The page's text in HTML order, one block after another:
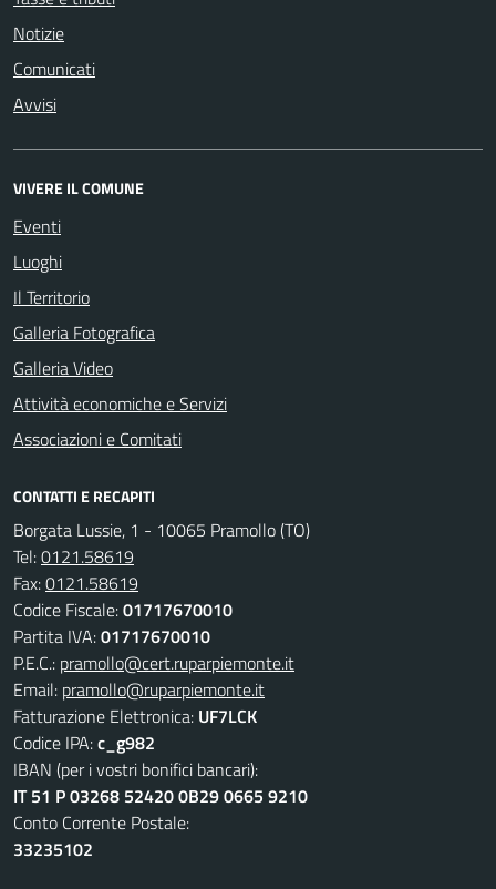
Notizie
Comunicati
Avvisi
VIVERE IL COMUNE
Eventi
Luoghi
Il Territorio
Galleria Fotografica
Galleria Video
Attività economiche e Servizi
Associazioni e Comitati
CONTATTI E RECAPITI
Borgata Lussie, 1 - 10065 Pramollo (TO)
Tel:0121.58619
Fax:0121.58619
Codice Fiscale:01717670010
Partita IVA:01717670010
P.E.C.: pramollo@cert.ruparpiemonte.it
Email: pramollo@ruparpiemonte.it
Fatturazione Elettronica: UF7LCK
Codice IPA:c_g982
IBAN (per i vostri bonifici bancari):
IT 51 P 03268 52420 0B29 0665 9210
Conto Corrente Postale:
33235102